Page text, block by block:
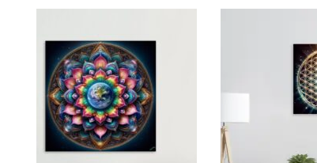
Die patentierte
Das Herzstück von SANOPAL® FORTE
Ketoglutarat (AKG)
5-
wandelt Stress in Energie um, erhöht